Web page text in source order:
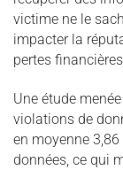
victime ne le
impacter la
pertes
Une étude
violations de
en moyenne
données, ce qui